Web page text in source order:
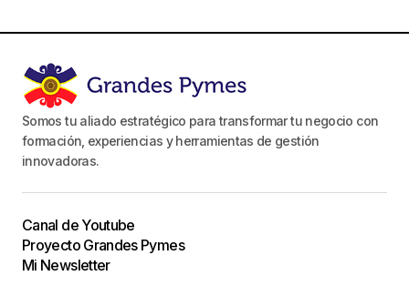
Somos tu aliado estratégico para transformar tu negocio con
formación, experiencias y herramientas de gestión
innovadoras.
Canal de Youtube
Proyecto Grandes Pymes
Mi Newsletter